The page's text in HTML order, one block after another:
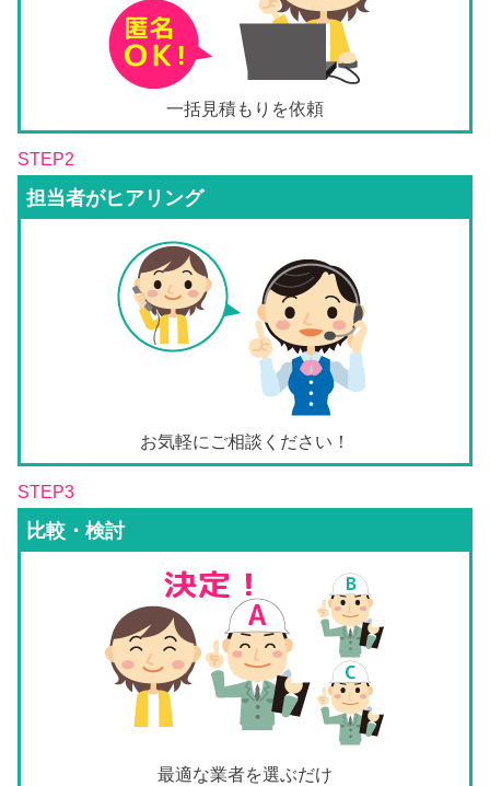
一括見積もりを依頼
STEP2
担当者がヒアリング
お気軽にご相談ください！
STEP3
比較・検討
最適な業者を選ぶだけ